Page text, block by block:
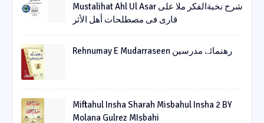
Mustalihat Ahl Ul Asar شرح نخبةالفکر ملا علی
قاری فی مصطلحات أھل الأثر
Rehnumay E Mudarraseen رهنمائے مدرسین
Miftahul Insha Sharah Misbahul Insha 2 BY
Molana Gulrez MIsbahi